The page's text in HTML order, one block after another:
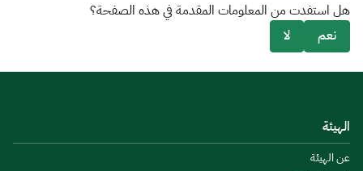
هل استفدت من المعلومات المقدمة في هذه الصفحة؟
نعم
لا
الهيئة
عن الهيئة